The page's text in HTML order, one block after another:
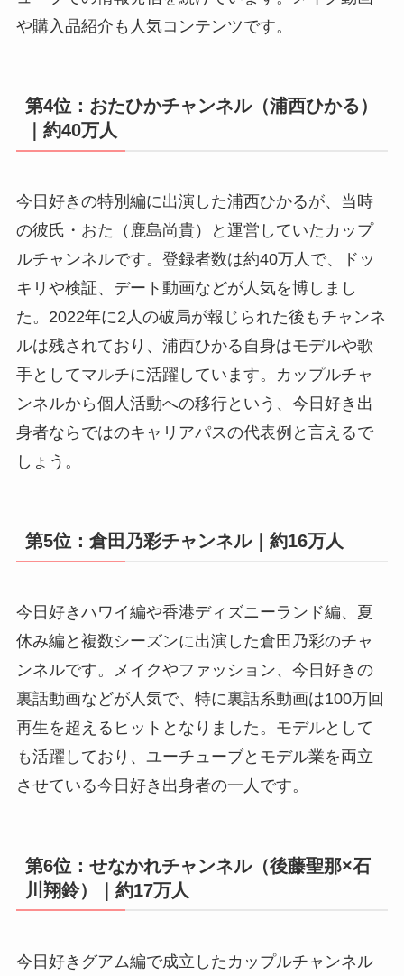
や購入品紹介も人気コンテンツです。
第4位：おたひかチャンネル（浦西ひかる）
｜約40万人
今日好きの特別編に出演した浦西ひかるが、当時
の彼氏・おた（鹿島尚貴）と運営していたカップ
ルチャンネルです。登録者数は約40万人で、ドッ
キリや検証、デート動画などが人気を博しまし
た。2022年に2人の破局が報じられた後もチャンネ
ルは残されており、浦西ひかる自身はモデルや歌
手としてマルチに活躍しています。カップルチャ
ンネルから個人活動への移行という、今日好き出
身者ならではのキャリアパスの代表例と言えるで
しょう。
第5位：倉田乃彩チャンネル｜約16万人
今日好きハワイ編や香港ディズニーランド編、夏
休み編と複数シーズンに出演した倉田乃彩のチャ
ンネルです。メイクやファッション、今日好きの
裏話動画などが人気で、特に裏話系動画は100万回
再生を超えるヒットとなりました。モデルとして
も活躍しており、ユーチューブとモデル業を両立
させている今日好き出身者の一人です。
第6位：せなかれチャンネル（後藤聖那×石
川翔鈴）｜約17万人
今日好きグアム編で成立したカップルチャンネル